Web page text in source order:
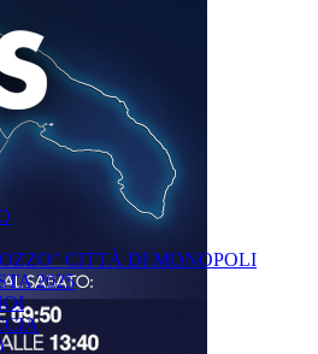
CITTÀ DI MONOPOLI
2025